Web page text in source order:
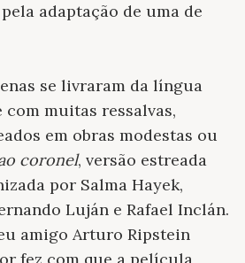
adaptação de uma de
se livraram da língua
muitas ressalvas,
em obras modestas ou
coronel, versão estreada
por Salma Hayek,
Luján e Rafael Inclán.
amigo Arturo Ripstein